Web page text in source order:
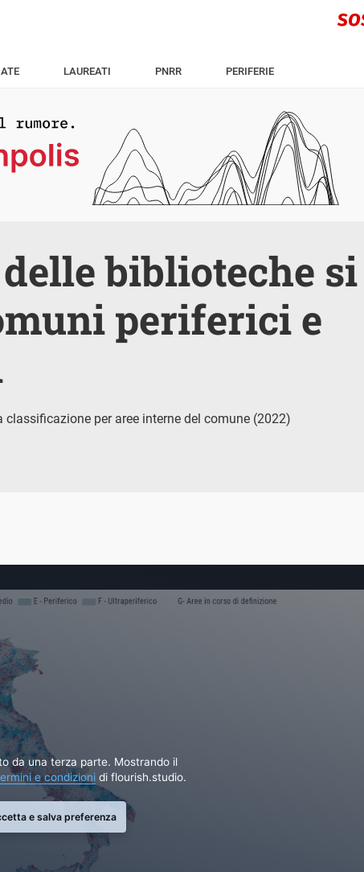
LAUREATI PNRR PERIFERIE
biblioteche si
periferici e
per aree interne del comune (2022)
da una terza parte. Mostrando il
e condizioni di flourish.studio.
e salva preferenza